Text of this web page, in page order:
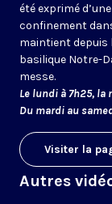
été exprimé
confinement
maintient depuis
basilique Notre-
messe.
Le lundi à 7h25, la
Du mardi au
Visiter la
Autres